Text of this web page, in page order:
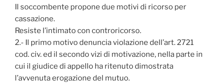
Il soccombente propone due motivi di ricorso per
cassazione.
Resiste l’intimato con controricorso.
2.- Il primo motivo denuncia violazione dell’art. 2721
cod. civ. ed il secondo vizi di motivazione, nella parte in
cui il giudice di appello ha ritenuto dimostrata
l’avvenuta erogazione del mutuo.